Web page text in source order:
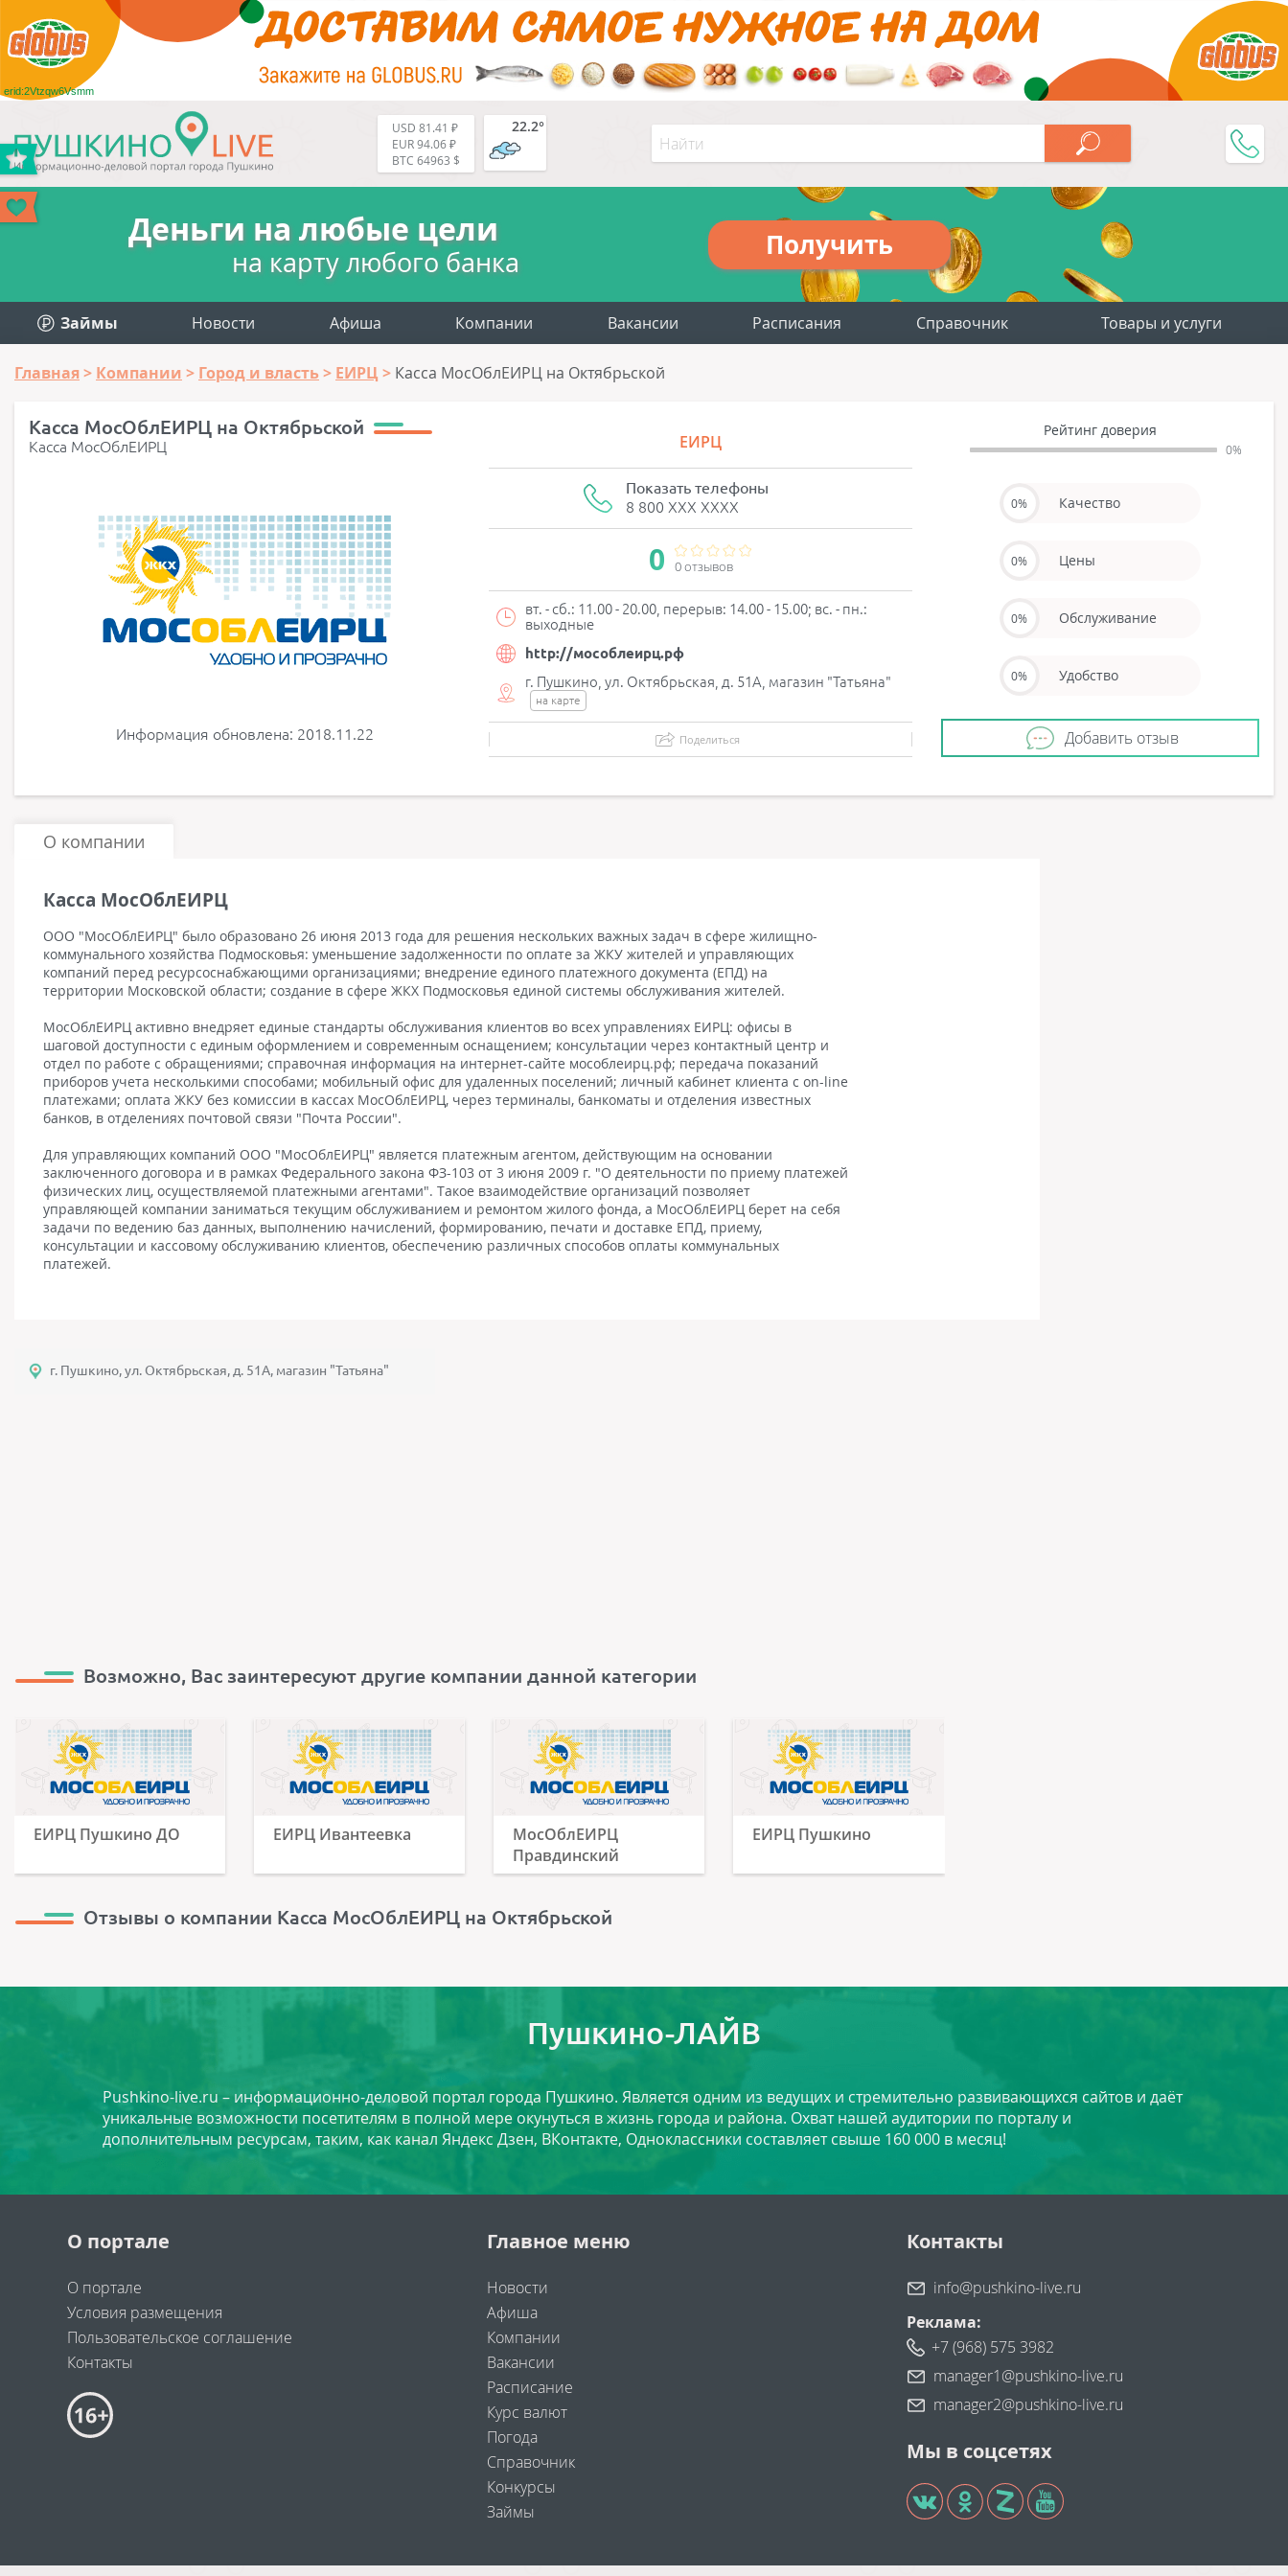
erid:2Vtzqw6Vsmm
USD 81.41 ₽
EUR 94.06 ₽
BTC 64963 $
22.2°
Деньги на любые цели
на карту любого банка
Получить
Займы Новости Афиша Компании Вакансии Расписания Справочник Товары и услуги
Главная Компании Город и власть ЕИРЦ Касса МосОблЕИРЦ на Октябрьской
Касса МосОблЕИРЦ на Октябрьской
Касса МосОблЕИРЦ
Информация обновлена: 2018.11.22
ЕИРЦ
Показать телефоны
8 800 XXX XXXX
0 0 отзывов
вт. - сб.: 11.00 - 20.00, перерыв: 14.00 - 15.00; вс. - пн.:
выходные
http://мособлеирц.рф
г. Пушкино, ул. Октябрьская, д. 51А, магазин "Татьяна"
на карте
Поделиться
Рейтинг доверия
0%
0% Качество
0% Цены
0% Обслуживание
0% Удобство
Добавить отзыв
О компании
Касса МосОблЕИРЦ
ООО "МосОблЕИРЦ" было образовано 26 июня 2013 года для решения нескольких важных задач в сфере жилищно-
коммунального хозяйства Подмосковья: уменьшение задолженности по оплате за ЖКУ жителей и управляющих
компаний перед ресурсоснабжающими организациями; внедрение единого платежного документа (ЕПД) на
территории Московской области; создание в сфере ЖКХ Подмосковья единой системы обслуживания жителей.
МосОблЕИРЦ активно внедряет единые стандарты обслуживания клиентов во всех управлениях ЕИРЦ: офисы в
шаговой доступности с единым оформлением и современным оснащением; консультации через контактный центр и
отдел по работе с обращениями; справочная информация на интернет-сайте мособлеирц.рф; передача показаний
приборов учета несколькими способами; мобильный офис для удаленных поселений; личный кабинет клиента с on-line
платежами; оплата ЖКУ без комиссии в кассах МосОблЕИРЦ, через терминалы, банкоматы и отделения известных
банков, в отделениях почтовой связи "Почта России".
Для управляющих компаний ООО "МосОблЕИРЦ" является платежным агентом, действующим на основании
заключенного договора и в рамках Федерального закона ФЗ-103 от 3 июня 2009 г. "О деятельности по приему платежей
физических лиц, осуществляемой платежными агентами". Такое взаимодействие организаций позволяет
управляющей компании заниматься текущим обслуживанием и ремонтом жилого фонда, а МосОблЕИРЦ берет на себя
задачи по ведению баз данных, выполнению начислений, формированию, печати и доставке ЕПД, приему,
консультации и кассовому обслуживанию клиентов, обеспечению различных способов оплаты коммунальных
платежей.
г. Пушкино, ул. Октябрьская, д. 51А, магазин "Татьяна"
Возможно, Вас заинтересуют другие компании данной категории
ЕИРЦ Пушкино ДО ЕИРЦ Ивантеевка
МосОблЕИРЦ
Правдинский
ЕИРЦ Пушкино
Отзывы о компании Касса МосОблЕИРЦ на Октябрьской
Пушкино-ЛАЙВ
Pushkino-live.ru – информационно-деловой портал города Пушкино. Является одним из ведущих и стремительно развивающихся сайтов и даёт
уникальные возможности посетителям в полной мере окунуться в жизнь города и района. Охват нашей аудитории по порталу и
дополнительным ресурсам, таким, как канал Яндекс Дзен, ВКонтакте, Одноклассники составляет свыше 160 000 в месяц!
О портале
О портале
Условия размещения
Пользовательское соглашение
Контакты
Главное меню
Новости
Афиша
Компании
Вакансии
Расписание
Курс валют
Погода
Справочник
Конкурсы
Займы
Контакты
info@pushkino-live.ru
Реклама:
+7 (968) 575 3982
manager1@pushkino-live.ru
manager2@pushkino-live.ru
Мы в соцсетях